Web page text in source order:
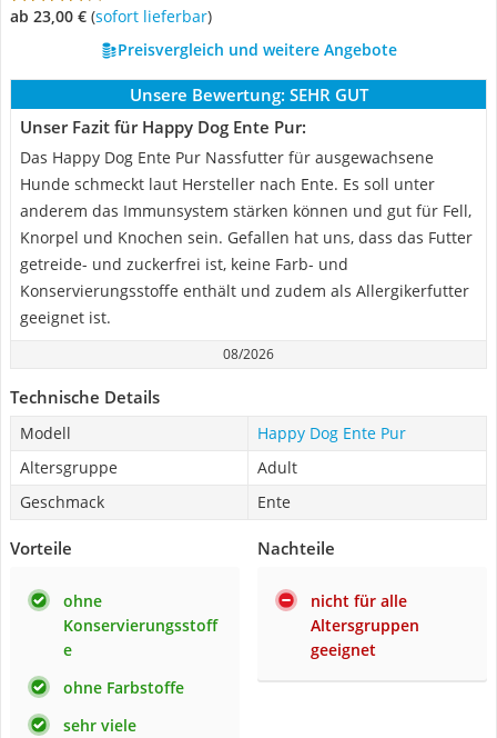
ab 23,00 € ( Sofort lieferbar)
Preisvergleich und weitere Angebote
Unsere Bewertung: SEHR GUT
Unser Fazit für Happy Dog Ente Pur:
Das Happy Dog Ente Pur Nassfutter für ausgewachsene
Hunde schmeckt laut Hersteller nach Ente. Es soll unter
anderem das Immunsystem stärken können und gut für Fell,
Knorpel und Knochen sein. Gefallen hat uns, dass das Futter
getreide- und zuckerfrei ist, keine Farb- und
Konservierungsstoffe enthält und zudem als Allergikerfutter
geeignet ist.
08/2026
Technische Details
Modell
Happy Dog Ente Pur
Altersgruppe
Adult
Geschmack
Ente
Vorteile
ohne
Konservierungsstoff
e
ohne Farbstoffe
sehr viele
Nachteile
nicht für alle
Altersgruppen
geeignet